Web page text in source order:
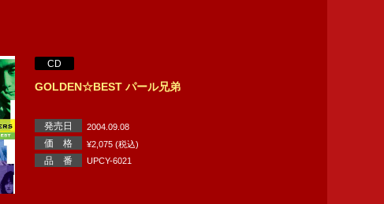
CD
GOLDEN☆BEST パール兄弟
発売日 2004.09.08
価 格 ¥2,075 (税込)
品 番 UPCY-6021